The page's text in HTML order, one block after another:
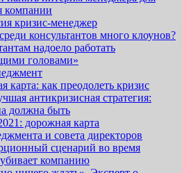
компании
кризис-менеджер
консультантов много клоунов?
надоело работать
головами»
карта: как преодолеть кризис
антикризисная стратегия:
должна быть
дорожная карта
и совета директоров
сценарий во время
компанию